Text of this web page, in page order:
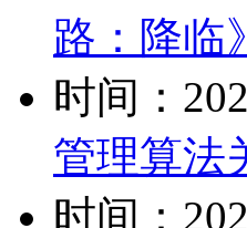
路：降临
时间：
管理算法
时间：